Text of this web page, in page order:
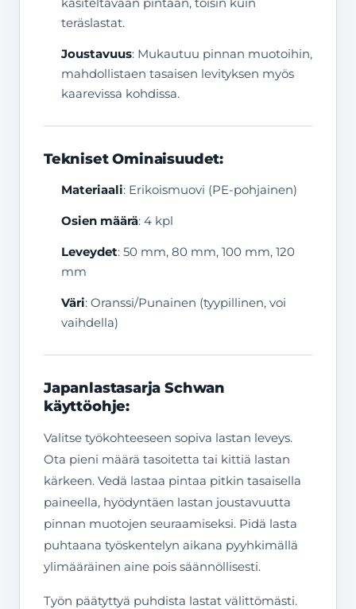
teräslastat.
Joustavuus: Mukautuu pinnan muotoihin,
mahdollistaen tasaisen levityksen myös
kaarevissa kohdissa.
Tekniset Ominaisuudet:
Materiaali: Erikoismuovi (PE-pohjainen)
Osien määrä: 4 kpl
Leveydet: 50 mm, 80 mm, 100 mm, 120
mm
Väri: Oranssi/Punainen (tyypillinen, voi
vaihdella)
Japanlastasarja Schwan
käyttöohje:
Valitse työkohteeseen sopiva lastan leveys.
Ota pieni määrä tasoitetta tai kittiä lastan
kärkeen. Vedä lastaa pintaa pitkin tasaisella
paineella, hyödyntäen lastan joustavuutta
pinnan muotojen seuraamiseksi. Pidä lasta
puhtaana työskentelyn aikana pyyhkimällä
ylimääräinen aine pois säännöllisesti.
Työn päätyttyä puhdista lastat välittömästi.